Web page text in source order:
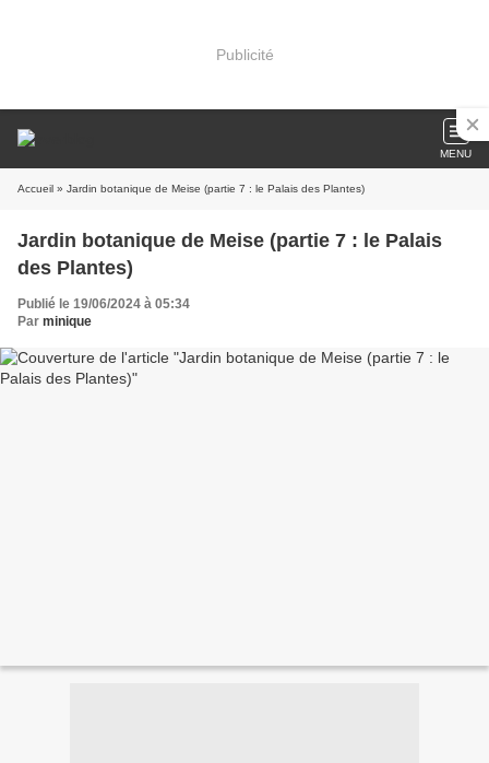
Publicité
MENU
Accueil » Jardin botanique de Meise (partie 7 : le Palais des Plantes)
Jardin botanique de Meise (partie 7 : le Palais
des Plantes)
Publié le 19/06/2024 à 05:34
Par minique